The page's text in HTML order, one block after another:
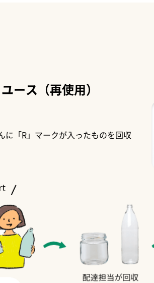
ース（再使用）
に「R」マークが入ったものを回収